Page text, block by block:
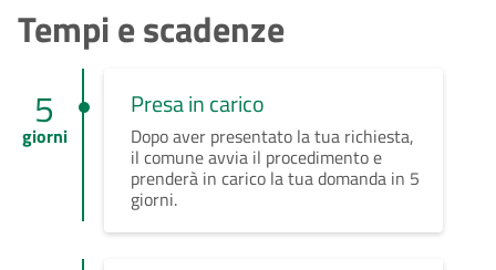
Tempi e scadenze
5
giorni
Presa in carico
Dopo aver presentato la tua richiesta,
il comune avvia il procedimento e
prenderà in carico la tua domanda in 5
giorni.